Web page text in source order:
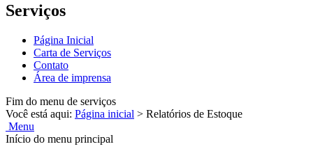
Serviços
Página Inicial
Carta de Serviços
Contato
Área de imprensa
Fim do menu de serviços
Você está aqui: Página inicial > Relatórios de Estoque
Menu
Início do menu principal